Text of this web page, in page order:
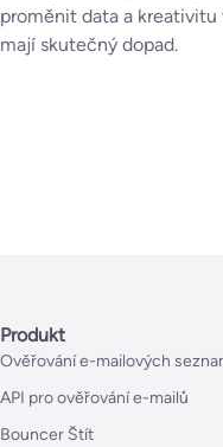
proměnit data a
mají skutečný dopad.
Produkt
Ověřování e-mailových
API pro ověřování e-mailů
Bouncer Štít